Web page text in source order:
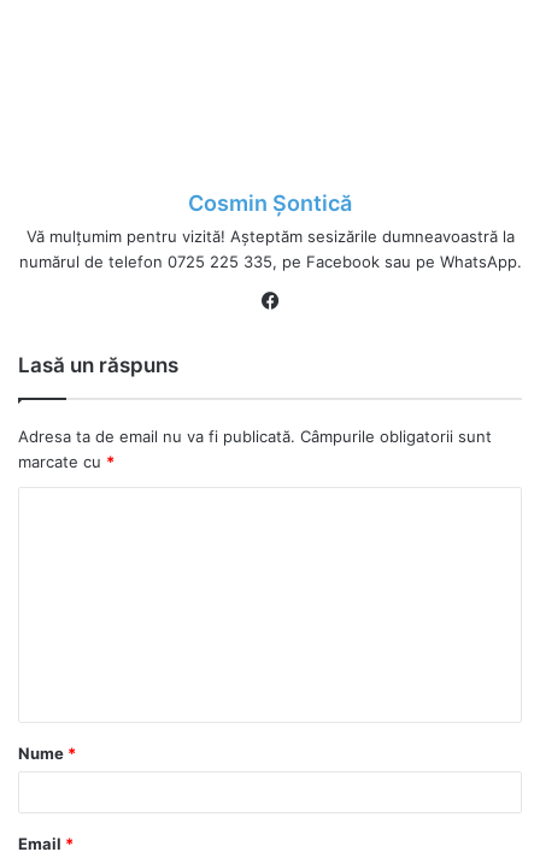
Cosmin Șontică
Vă mulțumim pentru vizită! Așteptăm sesizările dumneavoastră la
numărul de telefon 0725 225 335, pe Facebook sau pe WhatsApp.
Lasă un răspuns
Adresa ta de email nu va fi publicată. Câmpurile obligatorii sunt
marcate cu *
a
r
Nume *
Email *